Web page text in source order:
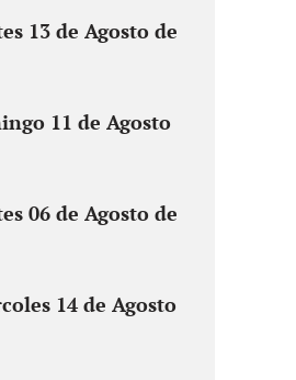
13 de Agosto de
11 de Agosto
06 de Agosto de
14 de Agosto